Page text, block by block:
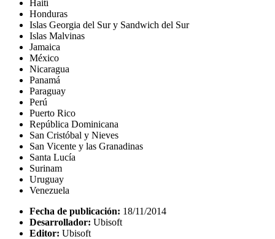
Haití
Honduras
Islas Georgia del Sur y Sandwich del Sur
Islas Malvinas
Jamaica
México
Nicaragua
Panamá
Paraguay
Perú
Puerto Rico
República Dominicana
San Cristóbal y Nieves
San Vicente y las Granadinas
Santa Lucía
Surinam
Uruguay
Venezuela
Fecha de publicación: 18/11/2014
Desarrollador: Ubisoft
Editor: Ubisoft